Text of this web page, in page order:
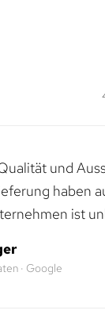
und
haben
ist
· Google